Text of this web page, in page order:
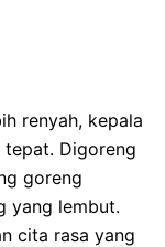
renyah, kepala
Digoreng
goreng
yang lembut.
cita rasa yang